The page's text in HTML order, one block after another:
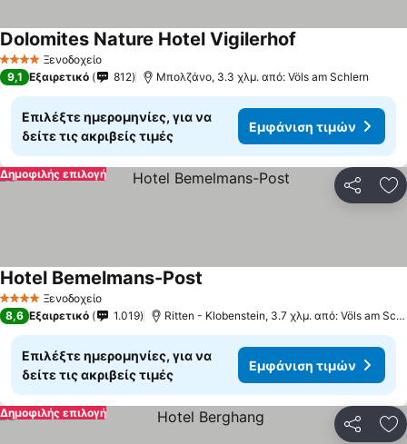
4 ΑστέριαΞενοδοχείο
Dolomites Nature Hotel Vigilerhof
9,1 Εξαιρετικό 812 Μπολζάνο, 3.3 χλμ. από: Völs am Schlern
Επιλέξτε ημερομηνίες, για να
δείτε τις ακριβείς τιμές
Εμφάνιση τιμών
Δημοφιλής επιλογή
4 ΑστέριαΞενοδοχείο
Hotel Bemelmans-Post
8,6 Εξαιρετικό 1.019 Ritten - Klobenstein, 3.7 χλμ. από: Völs am Schlern
Επιλέξτε ημερομηνίες, για να
δείτε τις ακριβείς τιμές
Εμφάνιση τιμών
Δημοφιλής επιλογή